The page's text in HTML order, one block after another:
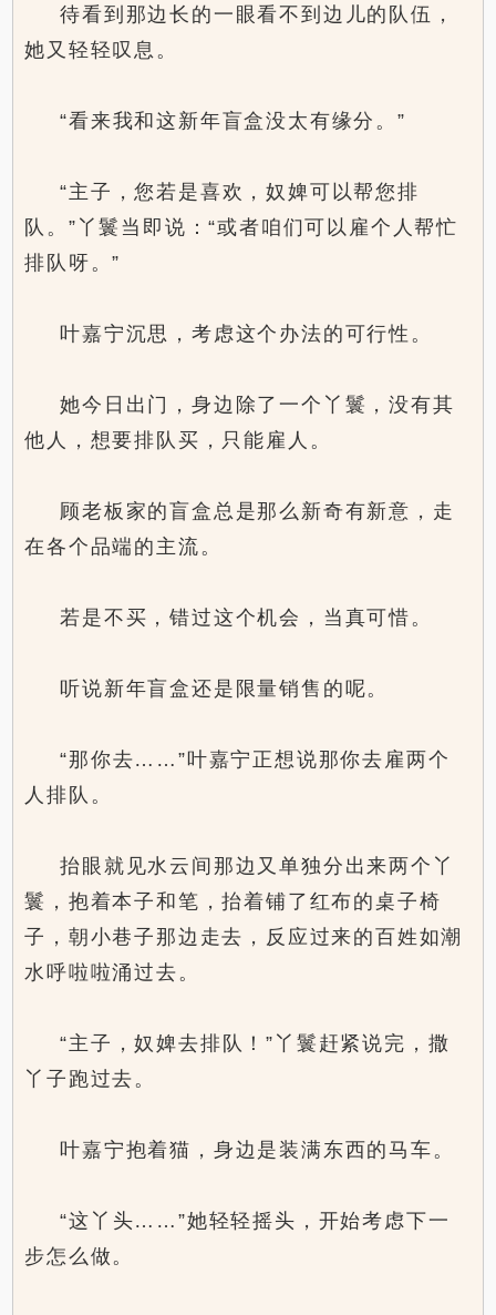
待看到那边长的一眼看不到边儿的队伍，
她又轻轻叹息。
“看来我和这新年盲盒没太有缘分。”
“主子，您若是喜欢，奴婢可以帮您排
队。”丫鬟当即说：“或者咱们可以雇个人帮忙
排队呀。”
叶嘉宁沉思，考虑这个办法的可行性。
她今日出门，身边除了一个丫鬟，没有其
他人，想要排队买，只能雇人。
顾老板家的盲盒总是那么新奇有新意，走
在各个品端的主流。
若是不买，错过这个机会，当真可惜。
听说新年盲盒还是限量销售的呢。
“那你去……”叶嘉宁正想说那你去雇两个
人排队。
抬眼就见水云间那边又单独分出来两个丫
鬟，抱着本子和笔，抬着铺了红布的桌子椅
子，朝小巷子那边走去，反应过来的百姓如潮
水呼啦啦涌过去。
“主子，奴婢去排队！”丫鬟赶紧说完，撒
丫子跑过去。
叶嘉宁抱着猫，身边是装满东西的马车。
“这丫头……”她轻轻摇头，开始考虑下一
步怎么做。